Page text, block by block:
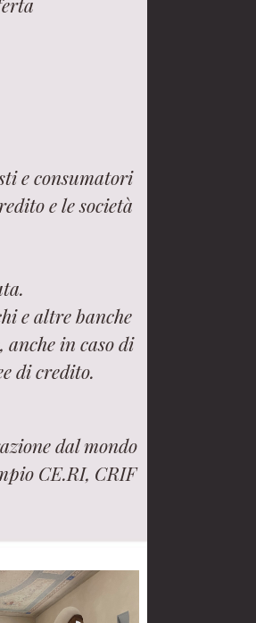
e consumatori
e le società
e altre banche
anche in caso di
di credito.
dal mondo
CE.RI, CRIF